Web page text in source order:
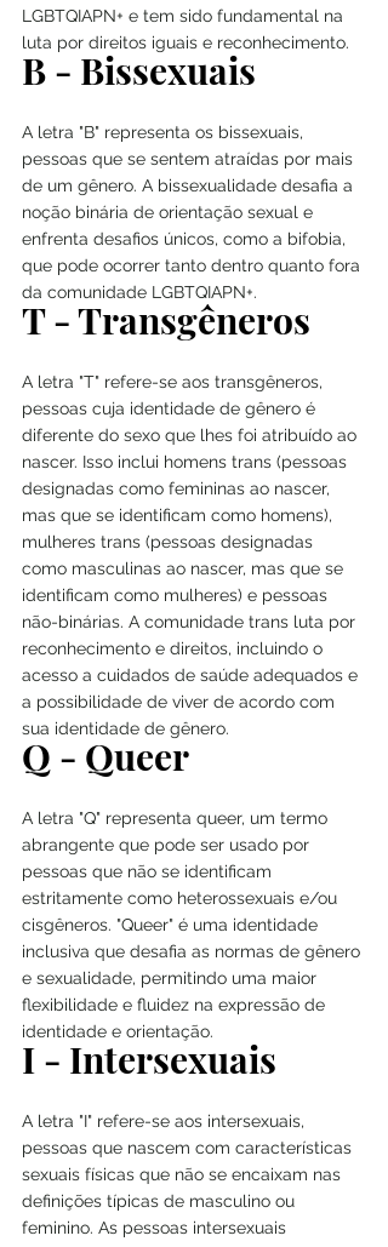
LGBTQIAPN+ e tem sido fundamental na
luta por direitos iguais e reconhecimento.
B - Bissexuais
A letra "B" representa os bissexuais,
pessoas que se sentem atraídas por mais
de um gênero. A bissexualidade desafia a
noção binária de orientação sexual e
enfrenta desafios únicos, como a bifobia,
que pode ocorrer tanto dentro quanto fora
da comunidade LGBTQIAPN+.
T - Transgêneros
A letra "T" refere-se aos transgêneros,
pessoas cuja identidade de gênero é
diferente do sexo que lhes foi atribuído ao
nascer. Isso inclui homens trans (pessoas
designadas como femininas ao nascer,
mas que se identificam como homens),
mulheres trans (pessoas designadas
como masculinas ao nascer, mas que se
identificam como mulheres) e pessoas
não-binárias. A comunidade trans luta por
reconhecimento e direitos, incluindo o
acesso a cuidados de saúde adequados e
a possibilidade de viver de acordo com
sua identidade de gênero.
Q - Queer
A letra "Q" representa queer, um termo
abrangente que pode ser usado por
pessoas que não se identificam
estritamente como heterossexuais e/ou
cisgêneros. "Queer" é uma identidade
inclusiva que desafia as normas de gênero
e sexualidade, permitindo uma maior
flexibilidade e fluidez na expressão de
identidade e orientação.
I - Intersexuais
A letra "I" refere-se aos intersexuais,
pessoas que nascem com características
sexuais físicas que não se encaixam nas
definições típicas de masculino ou
feminino. As pessoas intersexuais